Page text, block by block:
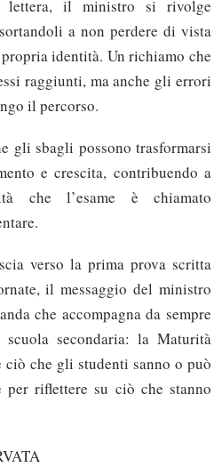
lettera, il ministro si rivolge
a non perdere di vista
identità. Un richiamo che
raggiunti, ma anche gli errori
il percorso.
gli sbagli possono trasformarsi
e crescita, contribuendo a
che l’esame è chiamato
verso la prima prova scritta
il messaggio del ministro
che accompagna da sempre
scuola secondaria: la Maturità
ciò che gli studenti sanno o può
per riflettere su ciò che stanno
possono